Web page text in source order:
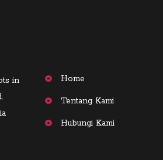
in
Home
Tentang Kami
Hubungi Kami